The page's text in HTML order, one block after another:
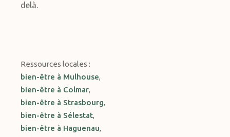
delà.
Ressources locales :
bien-être à Mulhouse,
bien-être à Colmar,
bien-être à Strasbourg,
bien-être à Sélestat,
bien-être à Haguenau,